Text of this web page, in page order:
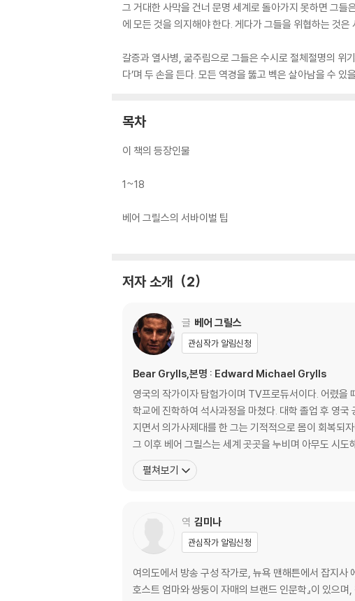
그 거대한 사막을 건너 문명 세계로 돌아가지 못하면 그
에 모든 것을 의지해야 한다. 게다가 그들을 위협하는 것
갈증과 열사병, 굶주림으로 그들은 수시로 절체절명의 위
다’며 두 손을 든다. 모든 역경을 뚫고 벡은 살아남을 수
목차
이 책의 등장인물
1~18
베어 그릴스의 서바이벌 팁
저자 소개 2
글 베어 그릴스
관심작가 알림신청
Bear Grylls,본명 : Edward Michael Grylls
영국의 작가이자 탐험가이며 TV프로듀서이다. 어렸을
학교에 진학하여 석사과정을 마쳤다. 대학 졸업 후 영
지면서 의가사제대를 한 그는 기적적으로 몸이 회복되
그 이후 베어 그릴스는 세계 곳곳을 누비며 아무도 시
펼쳐보기
역 김미나
관심작가 알림신청
여의도에서 방송 구성 작가로, 뉴욕 맨해튼에서 잡지사
호스트 엄마와 쌍둥이 자매의 브랜드 인문학』이 있으며,